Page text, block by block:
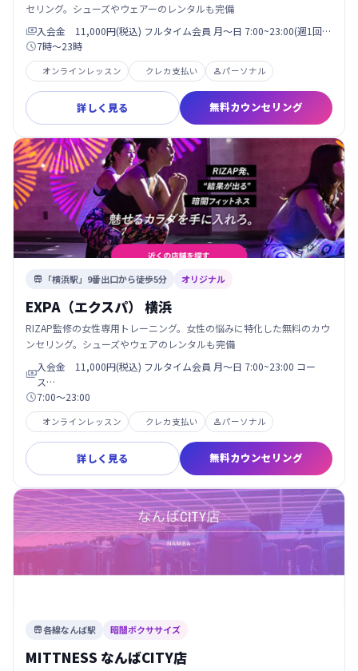
セリング。シューズやウェアーのレンタルも完備
入会金 11,000円(税込) フルタイム会員 月〜日 7:00~23:00(週1回…
7時〜23時
オンラインレッスン クレカ支払い パーソナル
詳しく見る 無料カウンセリング
 「横浜駅」9番出口から徒歩5分 オリジナル
EXPA（エクスパ） 横浜
RIZAP監修の女性専用トレーニング。女性の悩みに特化した無料のカウ
ンセリング。シューズやウェアのレンタルも完備

入会金 11,000円(税込) フルタイム会員 月〜日 7:00~23:00 コー
ス…
7:00〜23:00
オンラインレッスン クレカ支払い パーソナル
詳しく見る 無料カウンセリング
各線なんば駅 暗闇ボクササイズ
MITTNESS なんばCITY店